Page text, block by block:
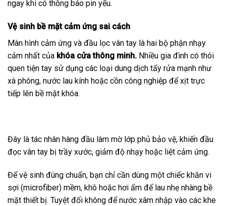
ngay khi có thông báo pin yếu.
Vệ sinh bề mặt cảm ứng sai cách
Màn hình cảm ứng và đầu lọc vân tay là hai bộ phận nhạy
cảm nhất của khóa cửa thông minh. Nhiều gia đình có thói
quen tiện tay sử dụng các loại dung dịch tẩy rửa mạnh như
xà phòng, nước lau kính hoặc cồn công nghiệp để xịt trực
tiếp lên bề mặt khóa.
Đây là tác nhân hàng đầu làm mờ lớp phủ bảo vệ, khiến đầu
đọc vân tay bị trầy xước, giảm độ nhạy hoặc liệt cảm ứng.
Để vệ sinh đúng chuẩn, bạn chỉ cần dùng một chiếc khăn vi
sợi (microfiber) mềm, khô hoặc hơi ẩm để lau nhẹ nhàng bề
mặt thiết bị. Tuyệt đối không để nước xâm nhập vào các khe